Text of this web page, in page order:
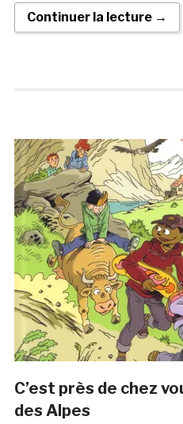
Continuer la lecture →
C’est près de chez
des Alpes